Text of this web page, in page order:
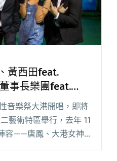
黃西田feat.
事長樂團feat.
組驚喜陣容！
音樂祭大港開唱，即將
藝術特區舉行，去年 11
容——唐鳳、大港女神